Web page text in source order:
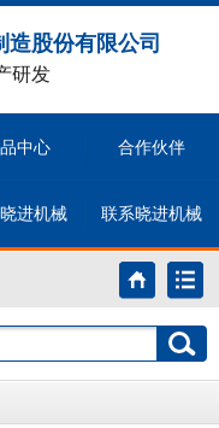
股份有限公司
研发
中心 合作伙伴
进机械 联系晓进机械